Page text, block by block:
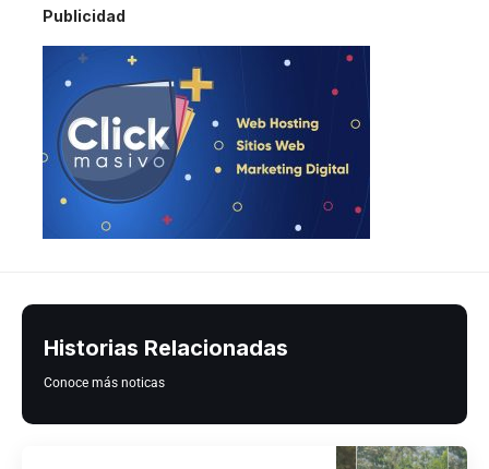
Publicidad
Historias Relacionadas
Conoce más noticas